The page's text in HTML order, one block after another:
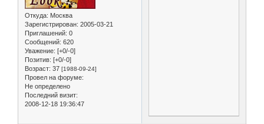
Откуда: Москва
Зарегистрирован: 2005-03-21
Приглашений: 0
Сообщений: 620
Уважение: [+0/-0]
Позитив: [+0/-0]
Возраст: 37 [1988-09-24]
Провел на форуме:
Не определено
Последний визит:
2008-12-18 19:36:47